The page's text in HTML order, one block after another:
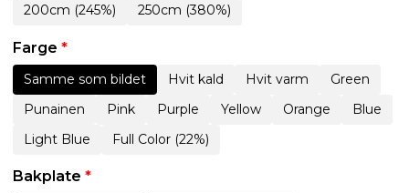
200cm (245%)
250cm (380%)
Farge *
Samme som bildet Hvit kald Hvit varm
Green
Punainen
Pink Purple Yellow Orange
Blue
Light Blue
Full Color (22%)
Bakplate *